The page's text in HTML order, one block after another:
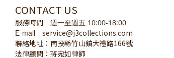
CONTACT US
服務時間 ｜ 週一至週五 10:00-18:00
E-mail ｜ service@j3collections.com
聯絡地址：南投縣竹山鎮大禮路166號
法律顧問：蔣宛如律師